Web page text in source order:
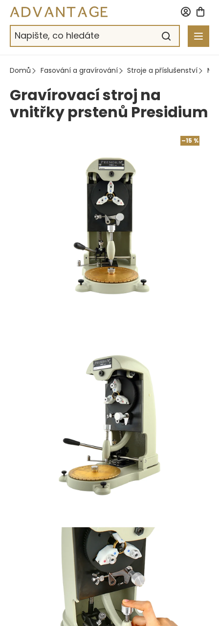
Přejít
obsah
Domů Fasování a gravírování Stroje a příslušenství
Gravírovací stroj na
vnitřky prstenů Presidium
–15 %